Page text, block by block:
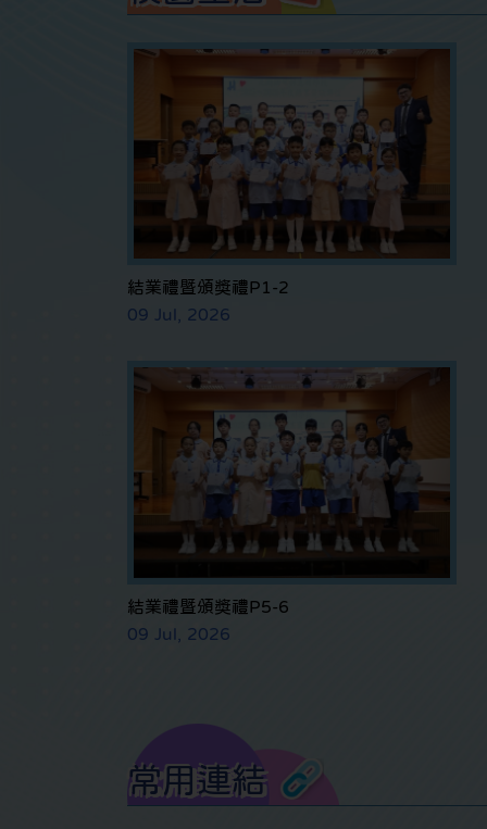
結業禮暨頒獎禮P1-2
09 Jul, 2026
結業禮暨頒獎禮P5-6
09 Jul, 2026
常用連結